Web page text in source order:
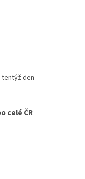
tentýž den
celé ČR